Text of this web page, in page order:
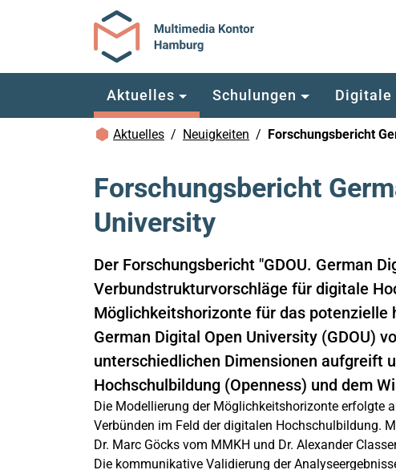
Zum Hauptinhalt springen
Aktuelles Schulungen Digitale
Brotkrümelnavigation
Aktuelles Neuigkeiten Forschungsbericht
Forschungsbericht
University
Der Forschungsbericht "GDOU. German
Verbundstrukturvorschläge für digitale
Möglichkeitshorizonte für das potenzielle
German Digital Open University (GDOU)
unterschiedlichen Dimensionen aufgreift
Hochschulbildung (Openness) und dem
Die Modellierung der Möglichkeitshorizonte erfolgte
Verbünden im Feld der digitalen Hochschulbildung.
Dr. Marc Göcks vom MMKH und Dr. Alexander
Die kommunikative Validierung der